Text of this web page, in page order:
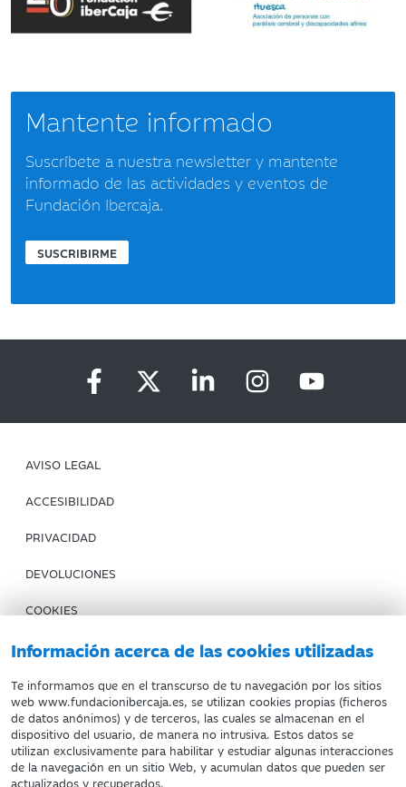
Información acerca de las cookies utilizadas
Te informamos que en el transcurso de tu navegación por los sitios
web www.fundacionibercaja.es, se utilizan cookies propias (ficheros
de datos anónimos) y de terceros, las cuales se almacenan en el
dispositivo del usuario, de manera no intrusiva. Estos datos se
utilizan exclusivamente para habilitar y estudiar algunas interacciones
de la navegación en un sitio Web, y acumulan datos que pueden ser
actualizados y recuperados.
Mantente informado
Suscríbete a nuestra newsletter y mantente
informado de las actividades y eventos de
Fundación Ibercaja.
SUSCRIBIRME
AVISO LEGAL
ACCESIBILIDAD
PRIVACIDAD
DEVOLUCIONES
COOKIES
CONDICIONES DE COMPRA
IBERCAJA BANCO
Fundación Bancaria Ibercaja. C.I.F. G-50000652.
Inscrita en el Registro de Fundaciones del Mº de Educación,
Cultura y Deporte con el nº 1689.